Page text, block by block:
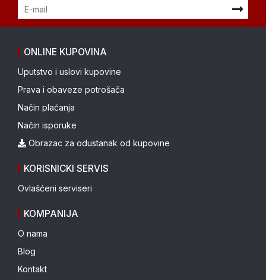
ONLINE KUPOVINA
Uputstvo i uslovi kupovine
Prava i obaveze potrošača
Način plaćanja
Način isporuke
Obrazac za odustanak od kupovine
KORISNICKI SERVIS
Ovlašćeni serviseri
KOMPANIJA
O nama
Blog
Kontakt